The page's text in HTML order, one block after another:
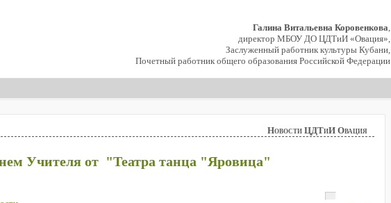
Галина Витальевна Коровенкова,
директор МБОУ ДО ЦДТиИ «Овация»,
Заслуженный работник культуры Кубани,
Почетный работник общего образования Российской Федерации
Новости ЦДТиИ Овация
Учителя от "Театра танца "Яровица"